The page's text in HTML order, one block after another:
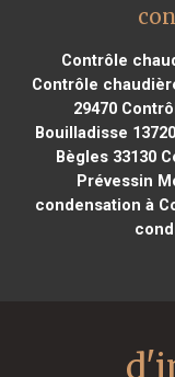
Contrôle
Contrôle
29470
Bouilladisse 13720
Bègles 33130
Prévessin
condensation à